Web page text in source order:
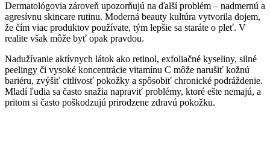
Dermatológovia zároveň upozorňujú na ďalší problém – nadmernú a
agresívnu skincare rutinu. Moderná beauty kultúra vytvorila dojem,
že čím viac produktov používate, tým lepšie sa staráte o pleť. V
realite však môže byť opak pravdou.
Nadužívanie aktívnych látok ako retinol, exfoliačné kyseliny, silné
peelingy či vysoké koncentrácie vitamínu C môže narušiť kožnú
bariéru, zvýšiť citlivosť pokožky a spôsobiť chronické podráždenie.
Mladí ľudia sa často snažia napraviť problémy, ktoré ešte nemajú, a
pritom si často poškodzujú prirodzene zdravú pokožku.